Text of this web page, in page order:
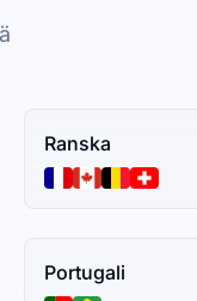
Ranska
Portugali